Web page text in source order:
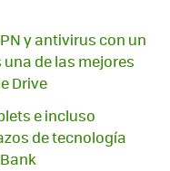
y antivirus con un
de las mejores
Drive
e incluso
de tecnología